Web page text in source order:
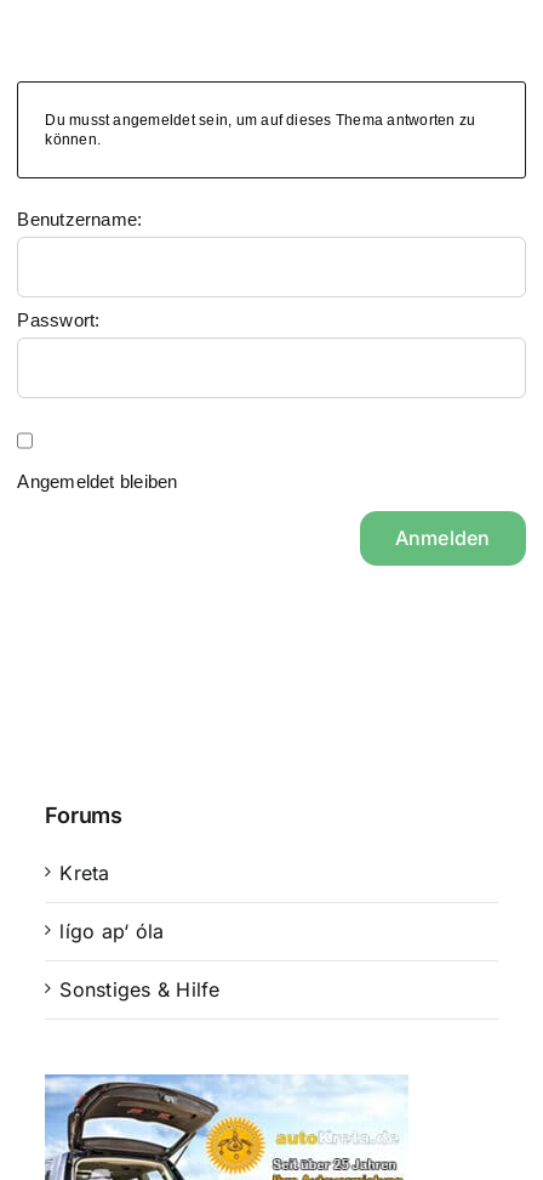
Du musst angemeldet sein, um auf dieses Thema antworten zu
können.
Benutzername:
Passwort:
Angemeldet bleiben
Anmelden
Forums
Kreta
lígo ap‘ óla
Sonstiges & Hilfe